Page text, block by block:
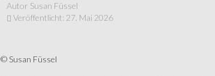
Autor Susan Füssel
Veröffentlicht: 27. Mai 2026
© Susan Füssel